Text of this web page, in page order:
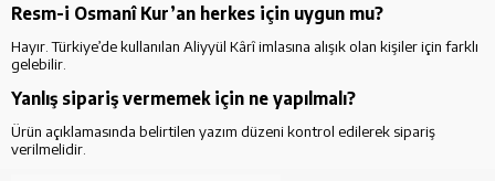
Resm-i Osmanî Kur’an herkes için uygun mu?
Hayır. Türkiye’de kullanılan Aliyyül Kârî imlasına alışık olan kişiler için farklı
gelebilir.
Yanlış sipariş vermemek için ne yapılmalı?
Ürün açıklamasında belirtilen yazım düzeni kontrol edilerek sipariş
verilmelidir.